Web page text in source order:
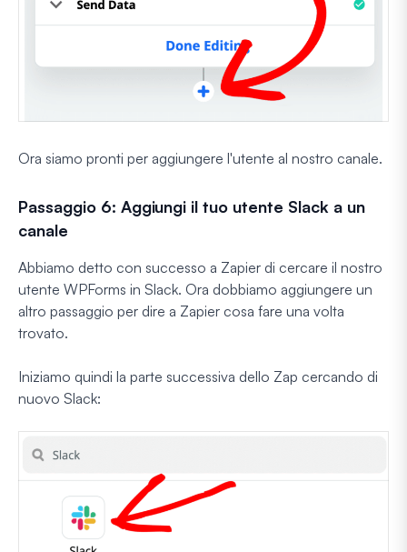
Ora siamo pronti per aggiungere l'utente al nostro canale.
Passaggio 6: Aggiungi il tuo utente Slack a un
canale
Abbiamo detto con successo a Zapier di cercare il nostro
utente WPForms in Slack. Ora dobbiamo aggiungere un
altro passaggio per dire a Zapier cosa fare una volta
trovato.
Iniziamo quindi la parte successiva dello Zap cercando di
nuovo Slack: